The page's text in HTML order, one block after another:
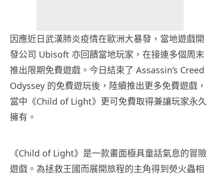
因應近日武漢肺炎疫情在歐洲大暴發，當地遊戲開
發公司 Ubisoft 亦回饋當地玩家，在接連多個周末
推出限期免費遊戲。今日結束了 Assassin’s Creed
Odyssey 的免費遊玩後，陸續推出更多免費遊戲，
當中《Child of Light》更可免費取得兼讓玩家永久
擁有。
《Child of Light》是一款畫面極具童話氣息的冒險
遊戲。為拯救王國而展開旅程的主角得到熒火蟲相